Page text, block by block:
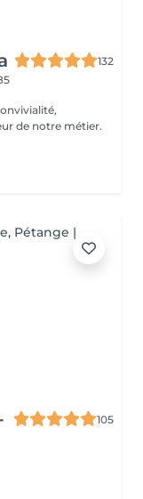
132
de notre métier.
105